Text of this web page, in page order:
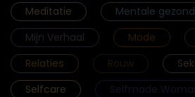
Meditatie
Mentale
Mijn Verhaal
Mode
Relaties
Rouw
Selfcare
Selfmade